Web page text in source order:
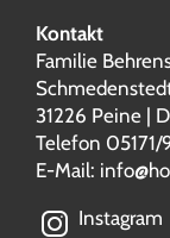
Kontakt
Familie
31226 Peine |
Telefon
E-Mail:
Instagram